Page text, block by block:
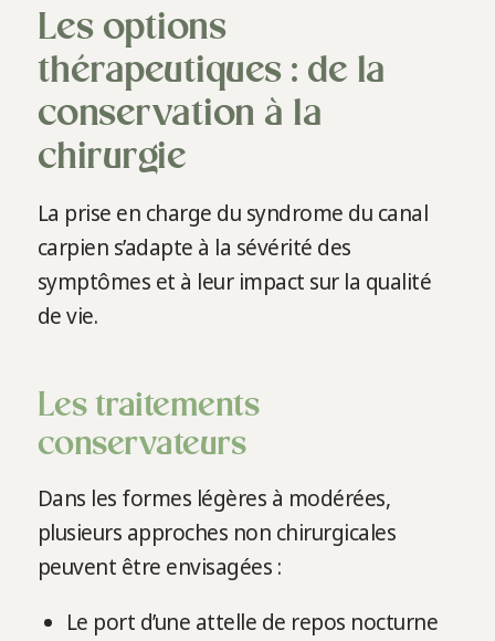
Les options
thérapeutiques : de la
conservation à la
chirurgie
La prise en charge du syndrome du canal
carpien s’adapte à la sévérité des
symptômes et à leur impact sur la qualité
de vie.
Les traitements
conservateurs
Dans les formes légères à modérées,
plusieurs approches non chirurgicales
peuvent être envisagées :
Le port d’une attelle de repos nocturne